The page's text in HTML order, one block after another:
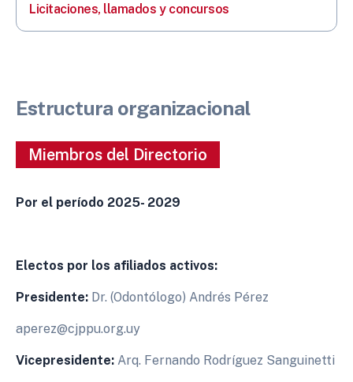
Licitaciones, llamados y concursos
Estructura organizacional
Miembros del Directorio
Por el período 2025- 2029
Electos por los afiliados activos:
Presidente: Dr. (Odontólogo) Andrés Pérez
aperez@cjppu.org.uy
Vicepresidente: Arq. Fernando Rodríguez Sanguinetti